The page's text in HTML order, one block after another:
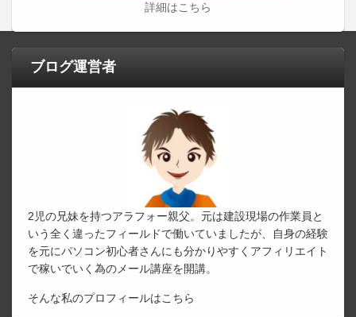
詳細はこちら
ブログ運営者
2児の兄妹を持つアラフォー親父。元は建設現場の作業員と
いう全く違ったフィールドで働いていましたが、自身の経験
を元にパソコン初心者さんにも分かりやすくアフィリエイト
で稼いでいく為のメール講座を開講。
そんな私のプロフィールはこちら